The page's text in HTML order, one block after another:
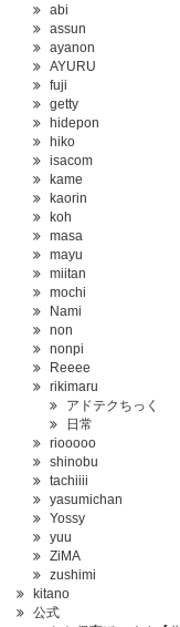
abi
assun
ayanon
AYURU
fuji
getty
hidepon
hiko
isacom
kame
kaorin
koh
masa
mayu
miitan
mochi
Nami
non
nonpi
Reeee
rikimaru
アドテクちっく
日常
riooooo
shinobu
tachiiii
yasumichan
Yossy
yuu
ZiMA
zushimi
kitano
公式